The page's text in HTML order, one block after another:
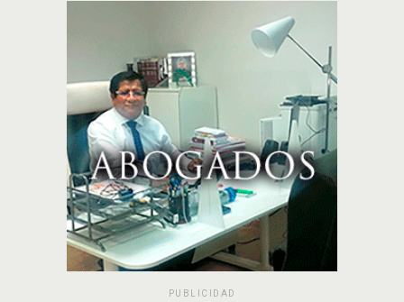
PUBLICIDAD